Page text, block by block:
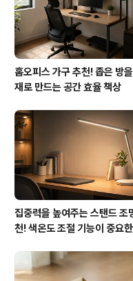
홈오피스 가구 추천! 좁은 방을
재로 만드는 공간 효율 책상
집중력을 높여주는 스탠드 조
천! 색온도 조절 기능이 중요